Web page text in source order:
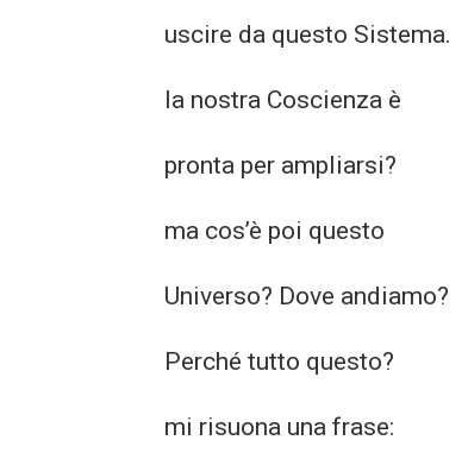
uscire da questo Sistema.
la nostra Coscienza è
pronta per ampliarsi?
ma cos’è poi questo
Universo? Dove andiamo?
Perché tutto questo?
mi risuona una frase: